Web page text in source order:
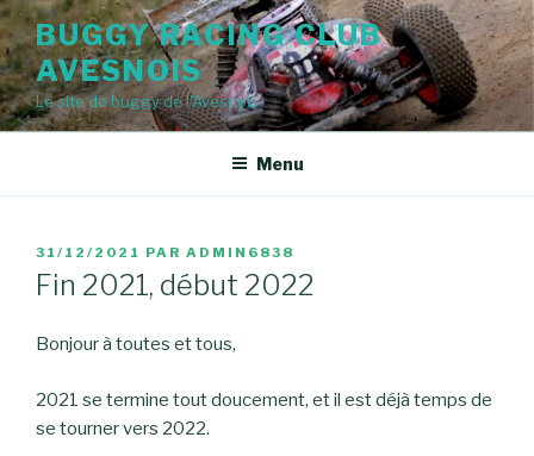
Aller
au
contenu
principal
BUGGY RACING CLUB
AVESNOIS
Le site de buggy de l'Avesnois
Menu
PUBLIÉ
LE
31/12/2021 PAR ADMIN6838
Fin 2021, début 2022
Bonjour à toutes et tous,
2021 se termine tout doucement, et il est déjà temps de
se tourner vers 2022.